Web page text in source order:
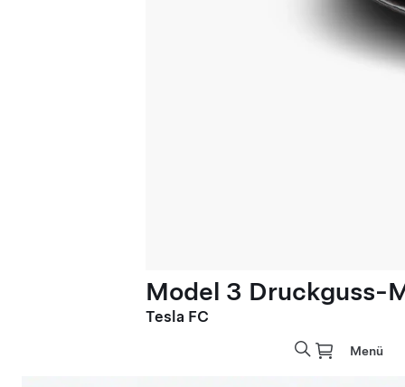
Model 3 Druckguss-
Tesla FC
Menü